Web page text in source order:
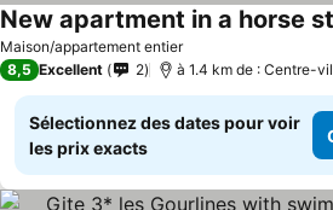
Maison/appartement entier
New apartment in a horse
8,5 Excellent 2 à 1.4 km de : Centre-
Sélectionnez des dates pour voir
les prix exacts